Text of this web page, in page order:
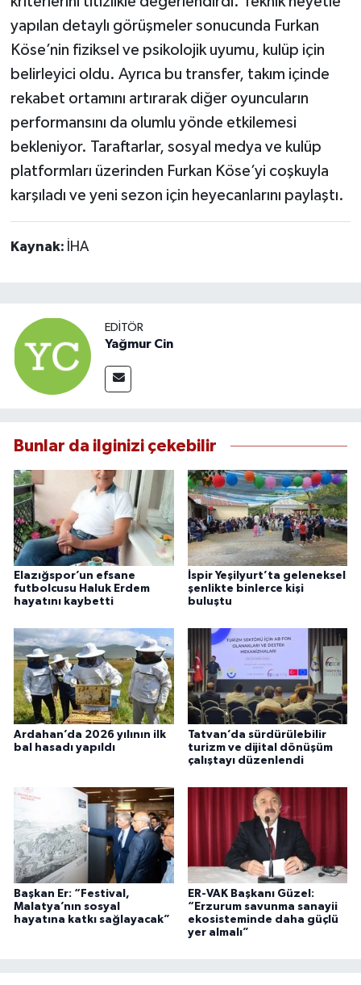
yapılan detaylı görüşmeler sonucunda Furkan
Köse’nin fiziksel ve psikolojik uyumu, kulüp için
belirleyici oldu. Ayrıca bu transfer, takım içinde
rekabet ortamını artırarak diğer oyuncuların
performansını da olumlu yönde etkilemesi
bekleniyor. Taraftarlar, sosyal medya ve kulüp
platformları üzerinden Furkan Köse’yi coşkuyla
karşıladı ve yeni sezon için heyecanlarını paylaştı.
Kaynak: İHA
EDITÖR
Yağmur Cin
Bunlar da ilginizi çekebilir
Elazığspor’un efsane
futbolcusu Haluk Erdem
hayatını kaybetti
İspir Yeşilyurt’ta geleneksel
şenlikte binlerce kişi
buluştu
Ardahan’da 2026 yılının ilk
bal hasadı yapıldı
Tatvan’da sürdürülebilir
turizm ve dijital dönüşüm
çalıştayı düzenlendi
Başkan Er: “Festival,
Malatya’nın sosyal
hayatına katkı sağlayacak”
ER-VAK Başkanı Güzel:
“Erzurum savunma sanayii
ekosisteminde daha güçlü
yer almalı”